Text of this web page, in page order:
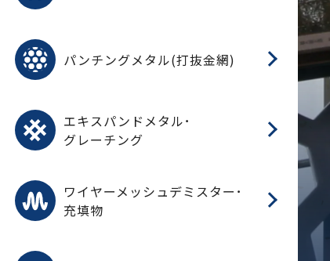
パンチングメタル(打抜金網)
エキスパンドメタル･
グレーチング
ワイヤーメッシュデミスター･
充填物